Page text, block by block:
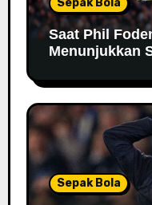
Sepak Bola
Saat Phil
Menunjukkan
Sepak Bola